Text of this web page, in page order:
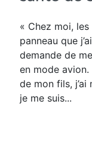
« Chez moi,
panneau que
demande de
en mode
de mon fils, j’ai
je me suis...